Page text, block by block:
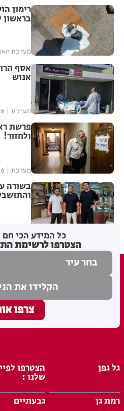
רימון
בראשון
מערכת
אסף
אנוש
מערכת
ולחזור!
מערכת
בשורה
כל המידע הכי חם
הצטרפו לרשימת
גל גפן הצטרפו
שלנו :
רמת גן
גבעתיים